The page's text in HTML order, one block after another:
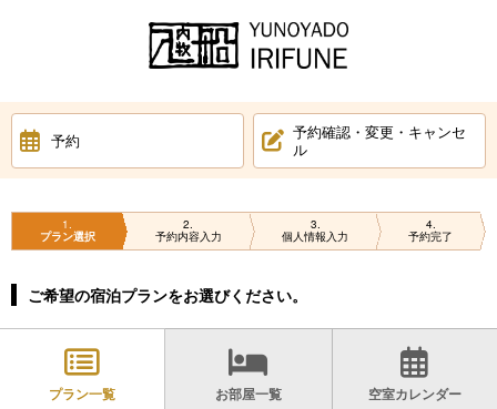
予約
予約確認・変更・キャンセ
ル
1
プラン選択
2
予約内容入力
3
個人情報入力
4
予約完了
ご希望の宿泊プランをお選びください。
プラン一覧 お部屋一覧 空室カレンダー